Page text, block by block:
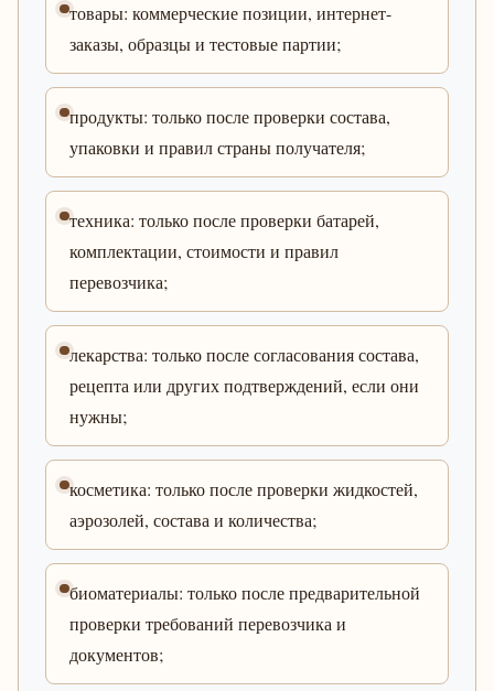
товары: коммерческие позиции, интернет-
заказы, образцы и тестовые партии;
продукты: только после проверки состава,
упаковки и правил страны получателя;
техника: только после проверки батарей,
комплектации, стоимости и правил
перевозчика;
лекарства: только после согласования состава,
рецепта или других подтверждений, если они
нужны;
косметика: только после проверки жидкостей,
аэрозолей, состава и количества;
биоматериалы: только после предварительной
проверки требований перевозчика и
документов;